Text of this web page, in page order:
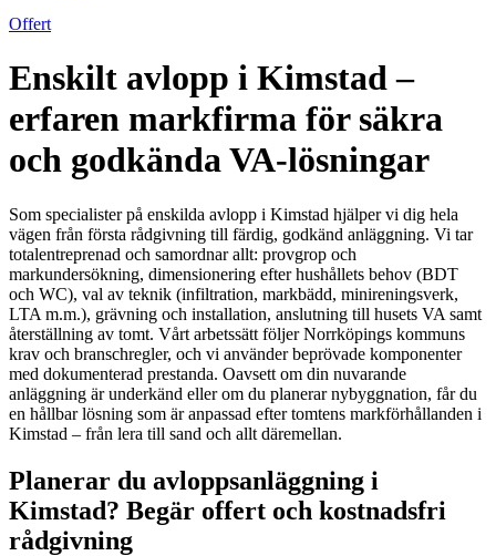
Offert
Enskilt avlopp i Kimstad –
erfaren markfirma för säkra
och godkända VA-lösningar
Som specialister på enskilda avlopp i Kimstad hjälper vi dig hela
vägen från första rådgivning till färdig, godkänd anläggning. Vi tar
totalentreprenad och samordnar allt: provgrop och
markundersökning, dimensionering efter hushållets behov (BDT
och WC), val av teknik (infiltration, markbädd, minireningsverk,
LTA m.m.), grävning och installation, anslutning till husets VA samt
återställning av tomt. Vårt arbetssätt följer Norrköpings kommuns
krav och branschregler, och vi använder beprövade komponenter
med dokumenterad prestanda. Oavsett om din nuvarande
anläggning är underkänd eller om du planerar nybyggnation, får du
en hållbar lösning som är anpassad efter tomtens markförhållanden i
Kimstad – från lera till sand och allt däremellan.
Planerar du avloppsanläggning i
Kimstad? Begär offert och kostnadsfri
rådgivning